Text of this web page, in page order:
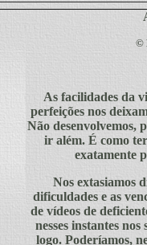
©
As facilidades da
perfeições nos
Não desenvolvemos,
ir além. É como
exatamente
Nos extasiamos
dificuldades e as
de vídeos de
nesses instantes
logo. Poderíamos,